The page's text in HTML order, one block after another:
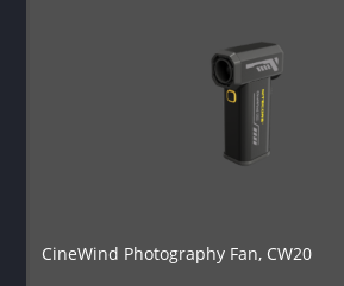
CineWind Photography Fan, CW20